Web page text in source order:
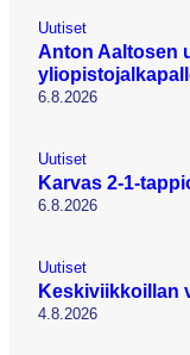
Uutiset
Anton Aaltosen
6.8.2026
Uutiset
Karvas 2-1-
6.8.2026
Uutiset
Keskiviikkoillan
4.8.2026